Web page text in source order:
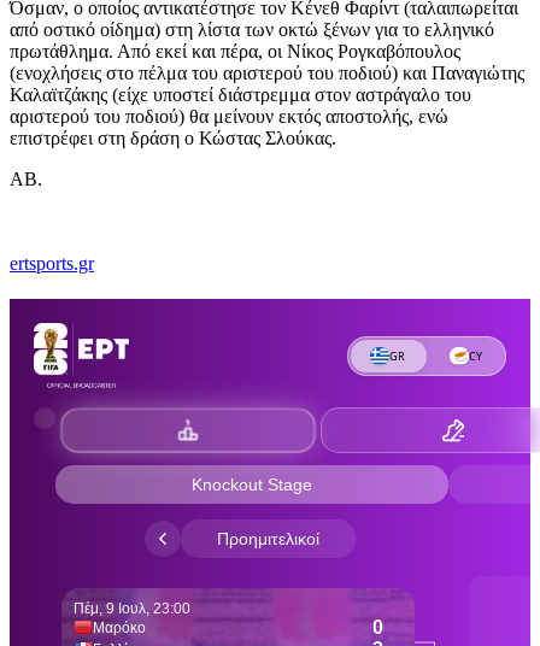
Όσμαν, ο οποίος αντικατέστησε τον Κένεθ Φαρίντ (ταλαιπωρείται
από οστικό οίδημα) στη λίστα των οκτώ ξένων για το ελληνικό
πρωτάθλημα. Από εκεί και πέρα, οι Νίκος Ρογκαβόπουλος
(ενοχλήσεις στο πέλμα του αριστερού του ποδιού) και Παναγιώτης
Καλαϊτζάκης (είχε υποστεί διάστρεμμα στον αστράγαλο του
αριστερού του ποδιού) θα μείνουν εκτός αποστολής, ενώ
επιστρέφει στη δράση ο Κώστας Σλούκας.
ΑΒ.
ertsports.gr